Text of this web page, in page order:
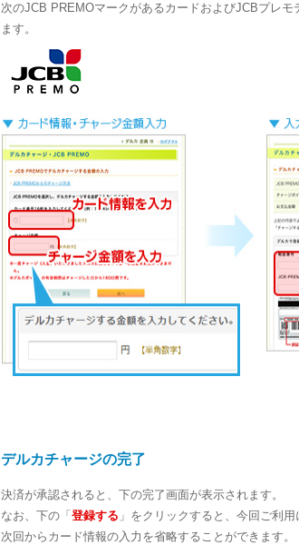
次のJCB PREMOマークがあるカードおよびJCBプレ
ます。
デルカチャージの完了
決済が承認されると、下の完了画面が表示されます。
なお、下の「 登録する 」をクリックすると、今回ご利
次回からカード情報の入力を省略することができます。